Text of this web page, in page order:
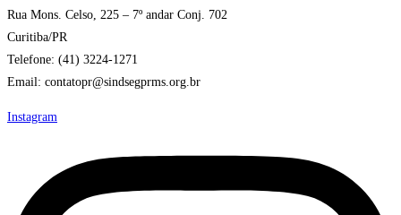
Rua Mons. Celso, 225 – 7º andar Conj. 702
Curitiba/PR
Telefone: (41) 3224-1271
Email: contatopr@sindsegprms.org.br
Instagram